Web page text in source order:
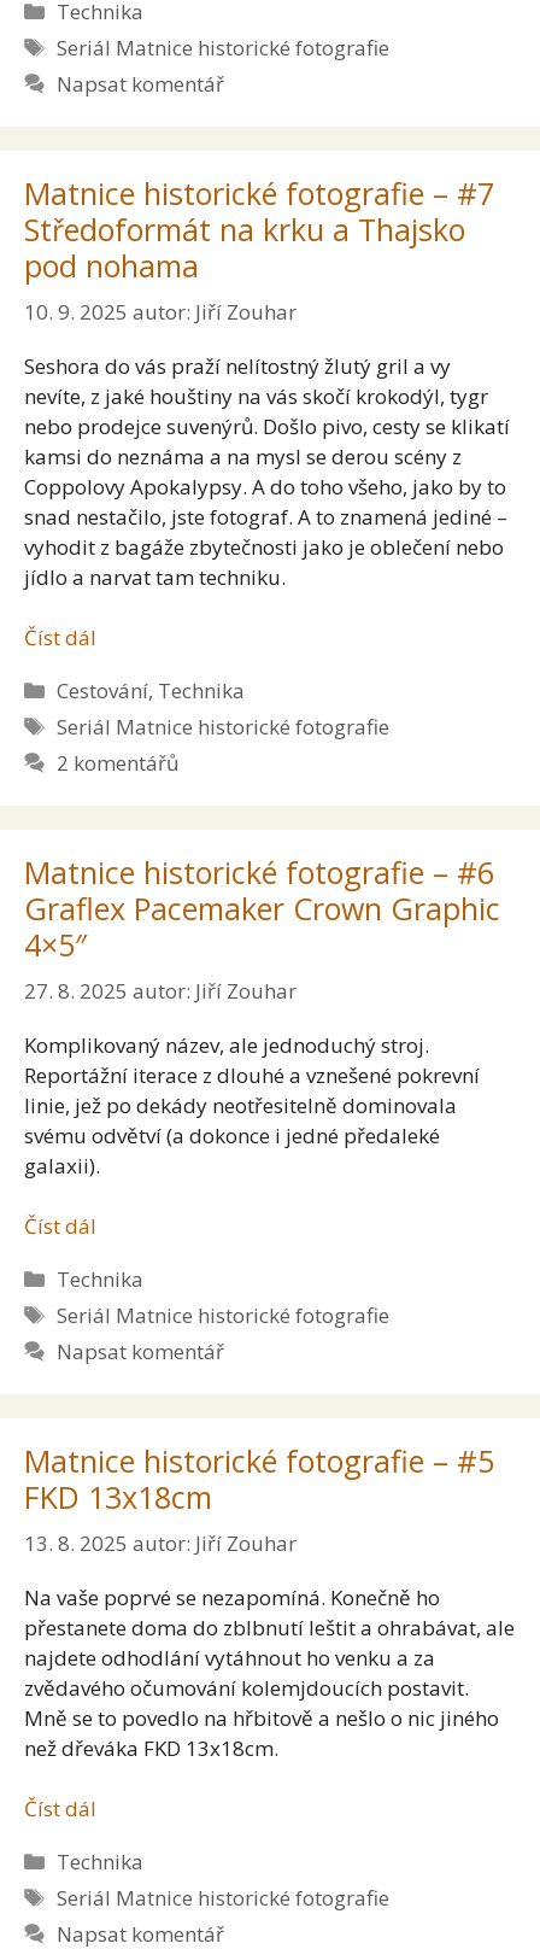
Rubriky
Technika
Štítky
Seriál Matnice historické fotografie
Napsat komentář
Matnice historické fotografie – #7
Středoformát na krku a Thajsko
pod nohama
10. 9. 2025 autor: Jiří Zouhar
Seshora do vás praží nelítostný žlutý gril a vy
nevíte, z jaké houštiny na vás skočí krokodýl, tygr
nebo prodejce suvenýrů. Došlo pivo, cesty se klikatí
kamsi do neznáma a na mysl se derou scény z
Coppolovy Apokalypsy. A do toho všeho, jako by to
snad nestačilo, jste fotograf. A to znamená jediné –
vyhodit z bagáže zbytečnosti jako je oblečení nebo
jídlo a narvat tam techniku.
Číst dál
Rubriky
Cestování, Technika
Štítky
Seriál Matnice historické fotografie
2 komentářů
Matnice historické fotografie – #6
Graflex Pacemaker Crown Graphic
4×5″
27. 8. 2025 autor: Jiří Zouhar
Komplikovaný název, ale jednoduchý stroj.
Reportážní iterace z dlouhé a vznešené pokrevní
linie, jež po dekády neotřesitelně dominovala
svému odvětví (a dokonce i jedné předaleké
galaxii).
Číst dál
Rubriky
Technika
Štítky
Seriál Matnice historické fotografie
Napsat komentář
Matnice historické fotografie – #5
FKD 13x18cm
13. 8. 2025 autor: Jiří Zouhar
Na vaše poprvé se nezapomíná. Konečně ho
přestanete doma do zblbnutí leštit a ohrabávat, ale
najdete odhodlání vytáhnout ho venku a za
zvědavého očumování kolemjdoucích postavit.
Mně se to povedlo na hřbitově a nešlo o nic jiného
než dřeváka FKD 13x18cm.
Číst dál
Rubriky
Technika
Štítky
Seriál Matnice historické fotografie
Napsat komentář